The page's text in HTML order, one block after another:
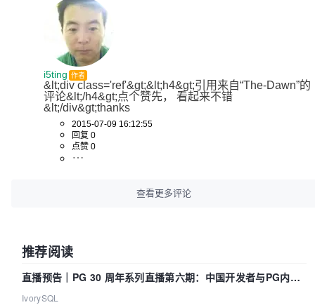
i5ting 作者
&lt;div class='ref'&gt;&lt;h4&gt;引用来自“The-Dawn”的
评论&lt;/h4&gt;点个赞先， 看起来不错
&lt;/div&gt;thanks
2015-07-09 16:12:55
回复 0
点赞 0
查看更多评论
推荐阅读
直播预告｜PG 30 周年系列直播第六期：中国开发者与PG内核
——我们改得动吗？我们贡献了什么？
IvorySQL